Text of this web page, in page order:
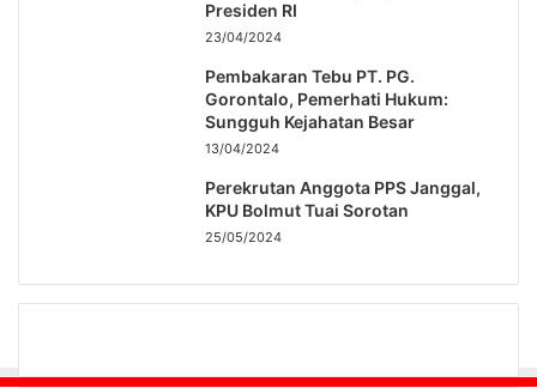
Presiden RI
23/04/2024
Pembakaran Tebu PT. PG.
Gorontalo, Pemerhati Hukum:
Sungguh Kejahatan Besar
13/04/2024
Perekrutan Anggota PPS Janggal,
KPU Bolmut Tuai Sorotan
25/05/2024